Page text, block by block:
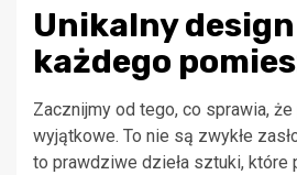
Unikalny
każdego
Zacznijmy od tego, co sprawia,
wyjątkowe. To nie są zwykłe
to prawdziwe dzieła sztuki, które